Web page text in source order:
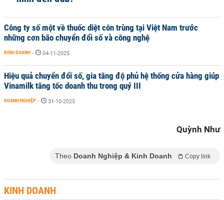
Công ty số một về thuốc diệt côn trùng tại Việt Nam trước
những cơn bão chuyển đổi số và công nghệ
KINH DOANH - 04-11-2025
Hiệu quả chuyển đổi số, gia tăng độ phủ hệ thống cửa hàng giúp
Vinamilk tăng tốc doanh thu trong quý III
DOANH NGHIỆP - 31-10-2025
Quỳnh Như
Theo Doanh Nghiệp & Kinh Doanh Copy link
KINH DOANH